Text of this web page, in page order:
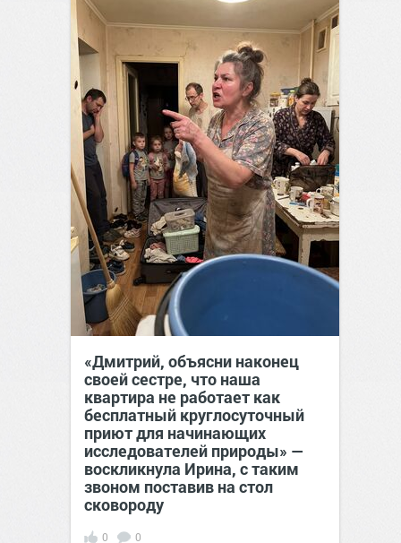
«Дмитрий, объясни наконец
своей сестре, что наша
квартира не работает как
бесплатный круглосуточный
приют для начинающих
исследователей природы» —
воскликнула Ирина, с таким
звоном поставив на стол
сковороду
0 0